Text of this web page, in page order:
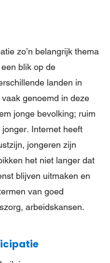
zo’n belangrijk thema
blik op de
landen in
genoemd in deze
jonge bevolking; ruim
Internet heeft
jongeren zijn
het niet langer dat
blijven uitmaken en
van goed
arbeidskansen.